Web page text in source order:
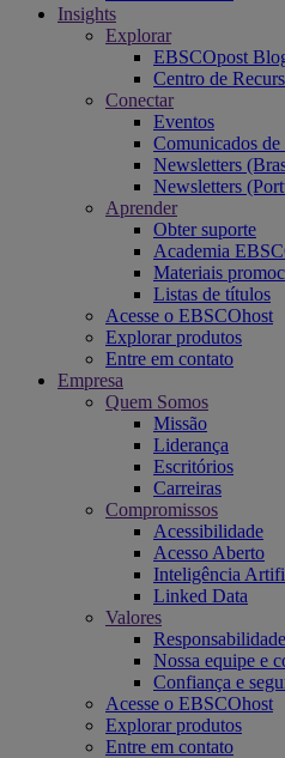
Insights
Explorar
EBSCOpost
Centro de
Conectar
Eventos
Comunicados de
Newsletters
Newsletters
Aprender
Obter suporte
Academia
Materiais
Listas de títulos
Acesse o EBSCOhost
Explorar produtos
Entre em contato
Empresa
Quem Somos
Missão
Liderança
Escritórios
Carreiras
Compromissos
Acessibilidade
Acesso Aberto
Inteligência
Linked Data
Valores
Nossa equipe e
Confiança e
Acesse o EBSCOhost
Explorar produtos
Entre em contato